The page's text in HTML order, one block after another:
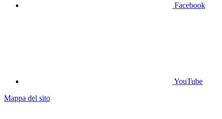
Facebook
YouTube
Mappa del sito